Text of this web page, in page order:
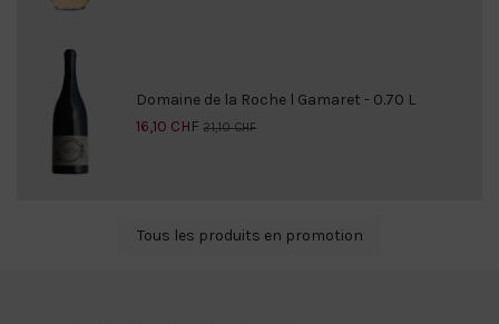
Domaine de la Roche l Gamaret - 0.70 L
16,10 CHF 21,10 CHF
Tous les produits en promotion